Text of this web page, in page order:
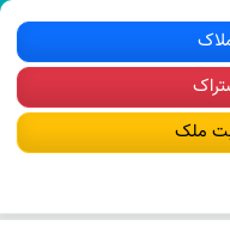
رهن و اجاره
ملک